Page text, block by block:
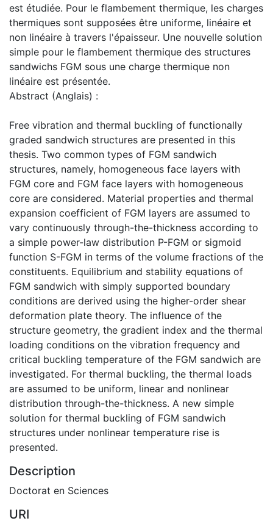
est étudiée. Pour le flambement thermique, les charges
thermiques sont supposées être uniforme, linéaire et
non linéaire à travers l'épaisseur. Une nouvelle solution
simple pour le flambement thermique des structures
sandwichs FGM sous une charge thermique non
linéaire est présentée.
Abstract (Anglais) :
Free vibration and thermal buckling of functionally
graded sandwich structures are presented in this
thesis. Two common types of FGM sandwich
structures, namely, homogeneous face layers with
FGM core and FGM face layers with homogeneous
core are considered. Material properties and thermal
expansion coefficient of FGM layers are assumed to
vary continuously through-the-thickness according to
a simple power-law distribution P-FGM or sigmoid
function S-FGM in terms of the volume fractions of the
constituents. Equilibrium and stability equations of
FGM sandwich with simply supported boundary
conditions are derived using the higher-order shear
deformation plate theory. The influence of the
structure geometry, the gradient index and the thermal
loading conditions on the vibration frequency and
critical buckling temperature of the FGM sandwich are
investigated. For thermal buckling, the thermal loads
are assumed to be uniform, linear and nonlinear
distribution through-the-thickness. A new simple
solution for thermal buckling of FGM sandwich
structures under nonlinear temperature rise is
presented.
Description
Doctorat en Sciences
URI